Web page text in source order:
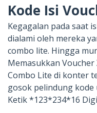
Kode Isi
Kegagalan pada saat
dialami oleh mereka
combo lite. Hingga
Memasukkan
Combo Lite di konter
gosok pelindung
Ketik *123*234*16